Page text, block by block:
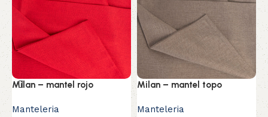
Milan – mantel rojo
Manteleria
Milan – mantel topo
Manteleria